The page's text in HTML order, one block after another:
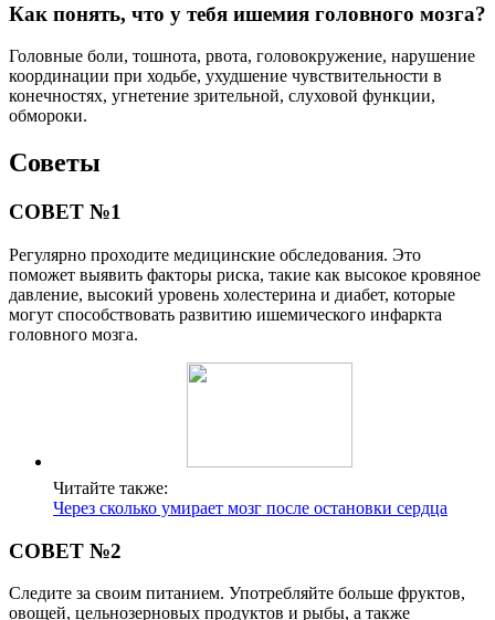
Как понять, что у тебя ишемия головного мозга?
Головные боли, тошнота, рвота, головокружение, нарушение
координации при ходьбе, ухудшение чувствительности в
конечностях, угнетение зрительной, слуховой функции,
обмороки.
Советы
СОВЕТ №1
Регулярно проходите медицинские обследования. Это
поможет выявить факторы риска, такие как высокое кровяное
давление, высокий уровень холестерина и диабет, которые
могут способствовать развитию ишемического инфаркта
головного мозга.
Читайте также:
Через сколько умирает мозг после остановки сердца
СОВЕТ №2
Следите за своим питанием. Употребляйте больше фруктов,
овощей, цельнозерновых продуктов и рыбы, а также